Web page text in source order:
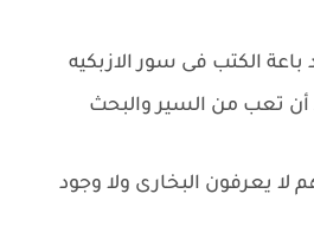
الكتب فى سور الازبكيه
أن تعب من السير والبحث
لا يعرفون البخارى ولا وجود